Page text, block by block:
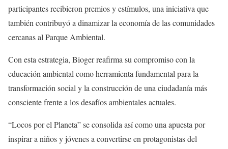
participantes recibieron premios y estímulos, una iniciativa que
también contribuyó a dinamizar la economía de las comunidades
cercanas al Parque Ambiental.
Con esta estrategia, Bioger reafirma su compromiso con la
educación ambiental como herramienta fundamental para la
transformación social y la construcción de una ciudadanía más
consciente frente a los desafíos ambientales actuales.
“Locos por el Planeta” se consolida así como una apuesta por
inspirar a niños y jóvenes a convertirse en protagonistas del